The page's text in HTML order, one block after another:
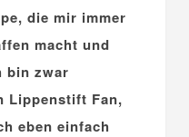
die mir immer
macht und
bin zwar
Lippenstift Fan,
eben einfach